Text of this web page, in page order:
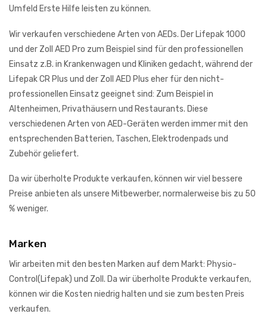
Umfeld Erste Hilfe leisten zu können.
Wir verkaufen verschiedene Arten von AEDs. Der Lifepak 1000
und der Zoll AED Pro zum Beispiel sind für den professionellen
Einsatz z.B. in Krankenwagen und Kliniken gedacht, während der
Lifepak CR Plus und der Zoll AED Plus eher für den nicht-
professionellen Einsatz geeignet sind: Zum Beispiel in
Altenheimen, Privathäusern und Restaurants. Diese
verschiedenen Arten von AED-Geräten werden immer mit den
entsprechenden Batterien, Taschen, Elektrodenpads und
Zubehör geliefert.
Da wir überholte Produkte verkaufen, können wir viel bessere
Preise anbieten als unsere Mitbewerber, normalerweise bis zu 50
% weniger.
Marken
Wir arbeiten mit den besten Marken auf dem Markt: Physio-
Control(Lifepak) und Zoll. Da wir überholte Produkte verkaufen,
können wir die Kosten niedrig halten und sie zum besten Preis
verkaufen.